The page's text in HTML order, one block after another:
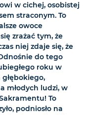
w cichej, osobistej
straconym. To
owoce
zrażać tym, że
niej zdaje się, że
do tego
roku w
młodych ludzi, w
To
podniosło na